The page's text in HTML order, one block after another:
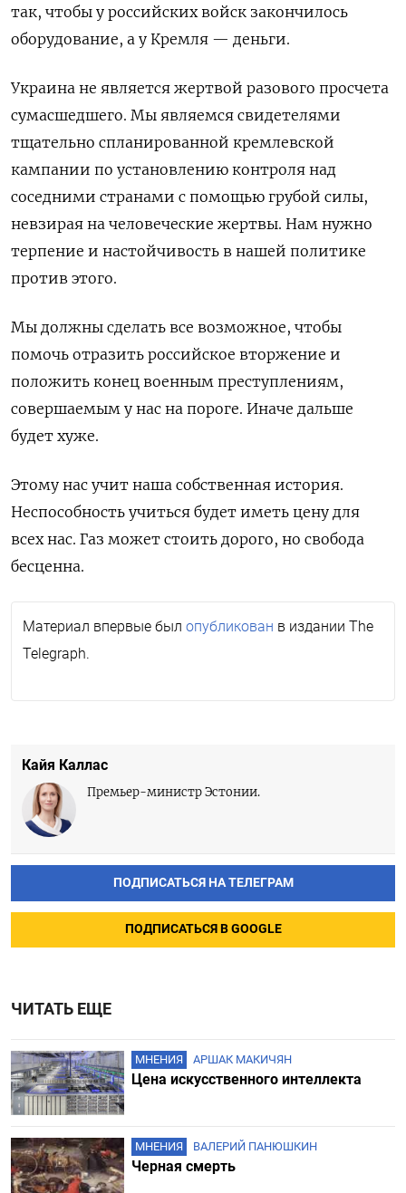
так, чтобы у российских войск закончилось
оборудование, а у Кремля — деньги.
Украина не является жертвой разового просчета
сумасшедшего. Мы являемся свидетелями
тщательно спланированной кремлевской
кампании по установлению контроля над
соседними странами с помощью грубой силы,
невзирая на человеческие жертвы. Нам нужно
терпение и настойчивость в нашей политике
против этого.
Мы должны сделать все возможное, чтобы
помочь отразить российское вторжение и
положить конец военным преступлениям,
совершаемым у нас на пороге. Иначе дальше
будет хуже.
Этому нас учит наша собственная история.
Неспособность учиться будет иметь цену для
всех нас. Газ может стоить дорого, но свобода
бесценна.
Материал впервые был опубликован в издании The
Telegraph.
Кайя Каллас
Премьер-министр Эстонии.
ПОДПИСАТЬСЯ НА ТЕЛЕГРАМ
ПОДПИСАТЬСЯ В GOOGLE
ЧИТАТЬ ЕЩЕ
МНЕНИЯ АРШАК МАКИЧЯН
Цена искусственного интеллекта
МНЕНИЯ ВАЛЕРИЙ ПАНЮШКИН
Черная смерть